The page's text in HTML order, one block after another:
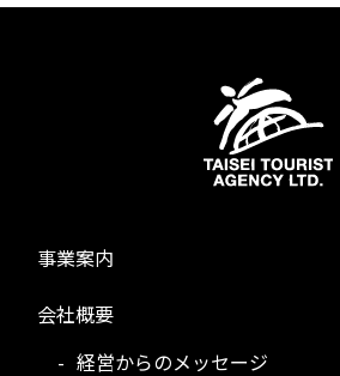
事業案内
会社概要
経営からのメッセージ